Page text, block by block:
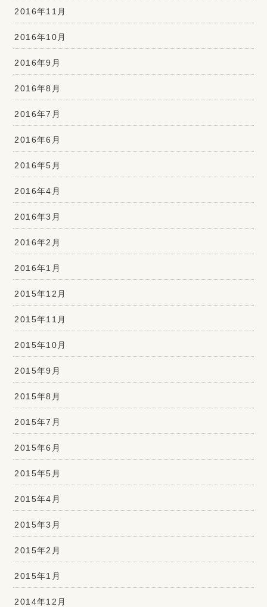
2016年11月
2016年10月
2016年9月
2016年8月
2016年7月
2016年6月
2016年5月
2016年4月
2016年3月
2016年2月
2016年1月
2015年12月
2015年11月
2015年10月
2015年9月
2015年8月
2015年7月
2015年6月
2015年5月
2015年4月
2015年3月
2015年2月
2015年1月
2014年12月